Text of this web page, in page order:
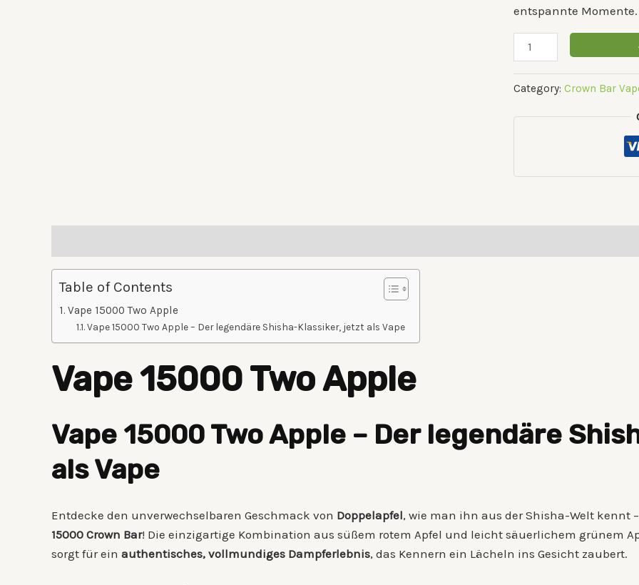
entspannte Momente.
Category: Crown Bar
Table of Contents
Vape 15000 Two Apple
Vape 15000 Two Apple – Der legendäre Shisha-Klassiker, jetzt als Vape
Vape 15000 Two Apple
Vape 15000 Two Apple – Der legendäre
als Vape
Entdecke den unverwechselbaren Geschmack von Doppelapfel, wie man ihn aus der Shisha-Welt kennt
15000 Crown Bar! Die einzigartige Kombination aus süßem rotem Apfel und leicht säuerlichem grünem
sorgt für ein authentisches, vollmundiges Dampferlebnis, das Kennern ein Lächeln ins Gesicht zaubert.